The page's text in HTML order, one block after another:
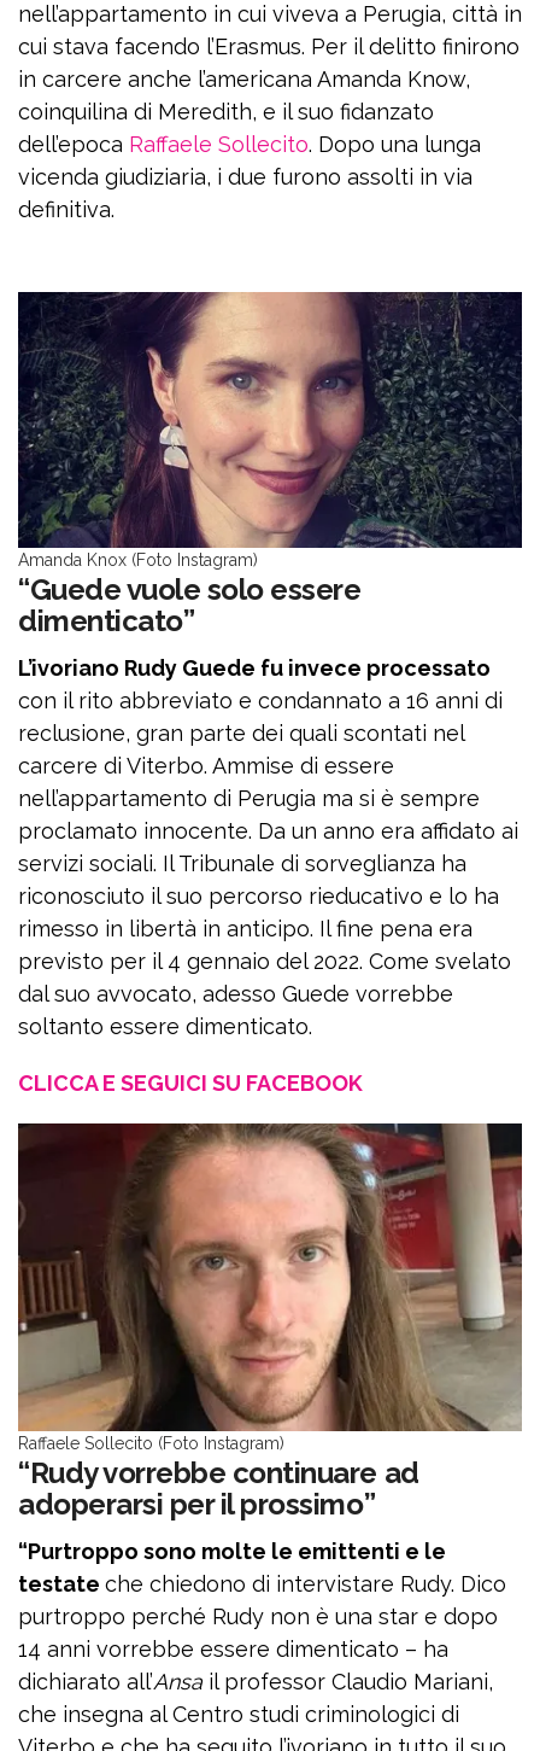
nell’appartamento in cui viveva a Perugia, città in
cui stava facendo l’Erasmus. Per il delitto finirono
in carcere anche l’americana Amanda Know,
coinquilina di Meredith, e il suo fidanzato
dell’epoca Raffaele Sollecito. Dopo una lunga
vicenda giudiziaria, i due furono assolti in via
definitiva.
Amanda Knox (Foto Instagram)
“Guede vuole solo essere
dimenticato”
L’ivoriano Rudy Guede fu invece processato
con il rito abbreviato e condannato a 16 anni di
reclusione, gran parte dei quali scontati nel
carcere di Viterbo. Ammise di essere
nell’appartamento di Perugia ma si è sempre
proclamato innocente. Da un anno era affidato ai
servizi sociali. Il Tribunale di sorveglianza ha
riconosciuto il suo percorso rieducativo e lo ha
rimesso in libertà in anticipo. Il fine pena era
previsto per il 4 gennaio del 2022. Come svelato
dal suo avvocato, adesso Guede vorrebbe
soltanto essere dimenticato.
CLICCA E SEGUICI SU FACEBOOK
Raffaele Sollecito (Foto Instagram)
“Rudy vorrebbe continuare ad
adoperarsi per il prossimo”
“Purtroppo sono molte le emittenti e le
testate che chiedono di intervistare Rudy. Dico
purtroppo perché Rudy non è una star e dopo
14 anni vorrebbe essere dimenticato – ha
dichiarato all’Ansa il professor Claudio Mariani,
che insegna al Centro studi criminologici di